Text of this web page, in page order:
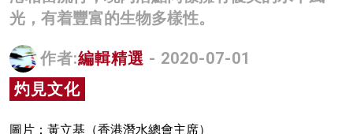
影片
名家榜
灼見活動
光，有着豐富的生物多樣性。
作者:編輯精選 - 2020-07-01
灼見文化
圖片：黃立基（香港潛水總會主席）